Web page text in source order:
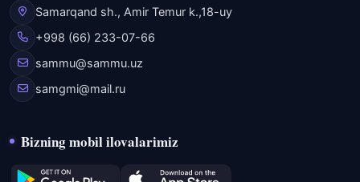
Samarqand sh., Amir Temur k.,18-uy
+998 (66) 233-07-66
sammu@sammu.uz
samgmi@mail.ru
Bizning mobil ilovalarimiz